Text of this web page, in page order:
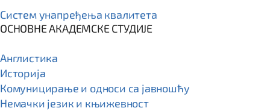
Систем унапређења квалитета
ОСНОВНЕ АКАДЕМСКЕ СТУДИЈЕ
Англистика
Историја
Комуницирање и односи са јавношћу
Немачки језик и књижевност